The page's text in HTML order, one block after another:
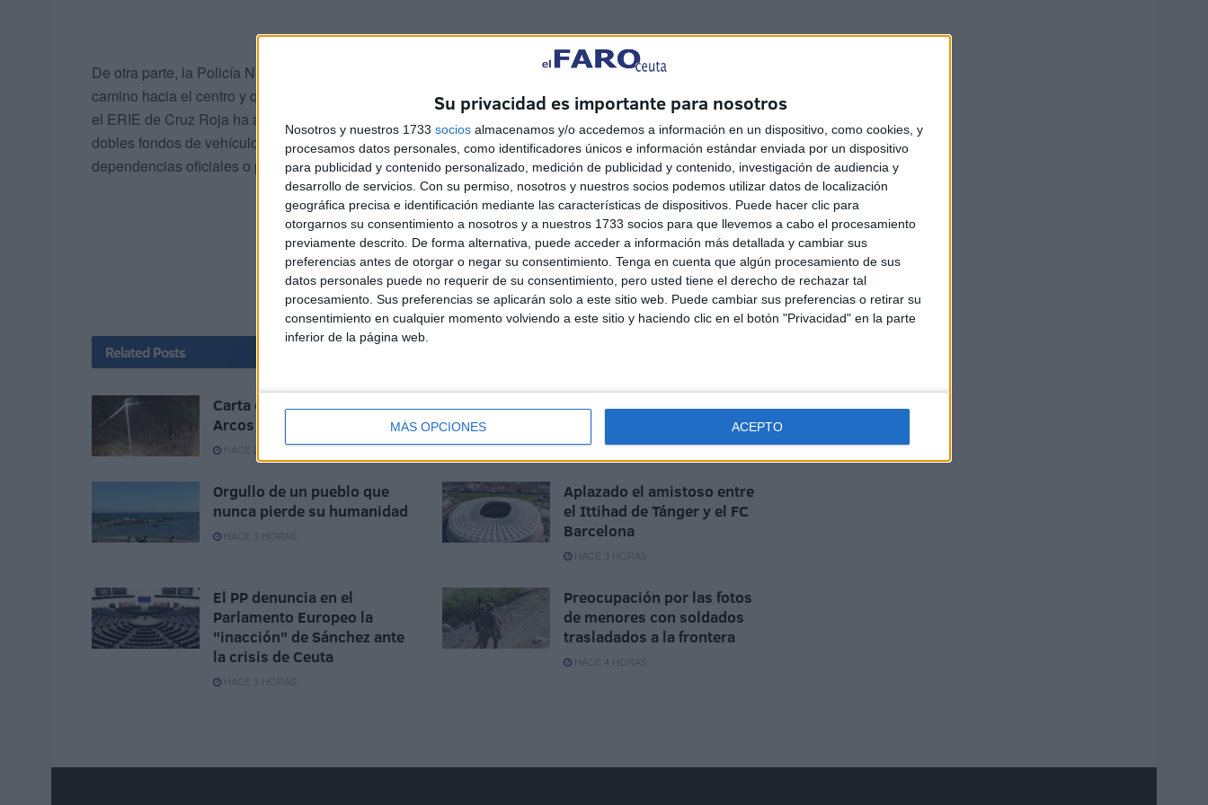
Su privacidad es importante para nosotros
Nosotros y nuestros 1733 socios almacenamos y/o accedemos a información en un dispositivo, como cookies, y
procesamos datos personales, como identificadores únicos e información estándar enviada por un dispositivo
para publicidad y contenido personalizado, medición de publicidad y contenido, investigación de audiencia y
desarrollo de servicios. Con su permiso, nosotros y nuestros socios podemos utilizar datos de localización
geográfica precisa e identificación mediante las características de dispositivos. Puede hacer clic para
otorgarnos su consentimiento a nosotros y a nuestros 1733 socios para que llevemos a cabo el procesamiento
previamente descrito. De forma alternativa, puede acceder a información más detallada y cambiar sus
preferencias antes de otorgar o negar su consentimiento. Tenga en cuenta que algún procesamiento de sus
datos personales puede no requerir de su consentimiento, pero usted tiene el derecho de rechazar tal
procesamiento. Sus preferencias se aplicarán solo a este sitio web. Puede cambiar sus preferencias o retirar su
consentimiento en cualquier momento volviendo a este sitio y haciendo clic en el botón "Privacidad" en la parte
inferior de la página web.
MÁS OPCIONES ACEPTO
De otra parte, la Policía Nacional encontró ayer a dos inmigrantes en la carretera, que emprendían
camino hacia el centro y que presumiblemente habrían entrado en vehículos. Durante la última semana,
el ERIE de Cruz Roja ha atendido a 19 inmigrantes, siendo todos ellos protagonistas de entradas en
dobles fondos de vehículos y que fueron detectados bien porque llegaron por sus propios medios a
dependencias oficiales o porque fueron encontrados en la calle.
Related Posts
Carta de los vecinos de
Arcos Quebrados
HACE 2 HORAS
Disparos en el Príncipe y un
HACE 2 HORAS
Orgullo de un pueblo que
nunca pierde su humanidad
HACE 3 HORAS
Aplazado el amistoso entre
el Ittihad de Tánger y el FC
Barcelona
HACE 3 HORAS
El PP denuncia en el
Parlamento Europeo la
"inacción" de Sánchez ante
la crisis de Ceuta
HACE 3 HORAS
Preocupación por las fotos
de menores con soldados
trasladados a la frontera
HACE 4 HORAS